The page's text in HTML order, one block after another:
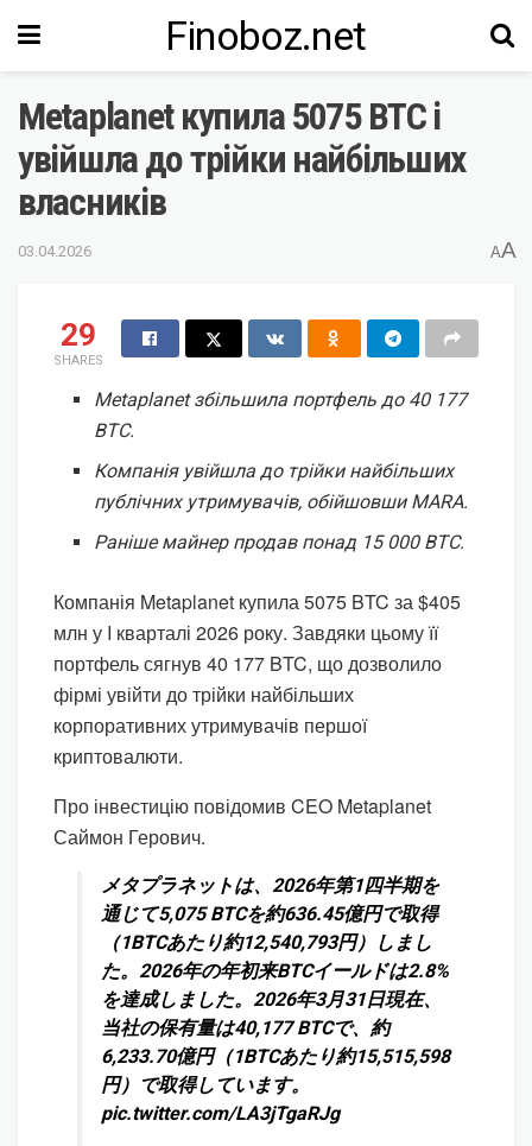
Finoboz.net
Metaplanet купила 5075 BTC і
увійшла до трійки найбільших
власників
03.04.2026 AA
29
SHARES
Metaplanet збільшила портфель до 40 177
BTC.
Компанія увійшла до трійки найбільших
публічних утримувачів, обійшовши MARA.
Раніше майнер продав понад 15 000 BTC.
Компанія Metaplanet купила 5075 BTC за $405
млн у I кварталі 2026 року. Завдяки цьому її
портфель сягнув 40 177 BTC, що дозволило
фірмі увійти до трійки найбільших
корпоративних утримувачів першої
криптовалюти.
Про інвестицію повідомив CEO Metaplanet
Саймон Герович.
メタプラネットは、2026年第1四半期を
通じて5,075 BTCを約636.45億円で取得
（1BTCあたり約12,540,793円）しまし
た。2026年の年初来BTCイールドは2.8%
を達成しました。2026年3月31日現在、
当社の保有量は40,177 BTCで、約
6,233.70億円（1BTCあたり約15,515,598
円）で取得しています。
pic.twitter.com/LA3jTgaRJg